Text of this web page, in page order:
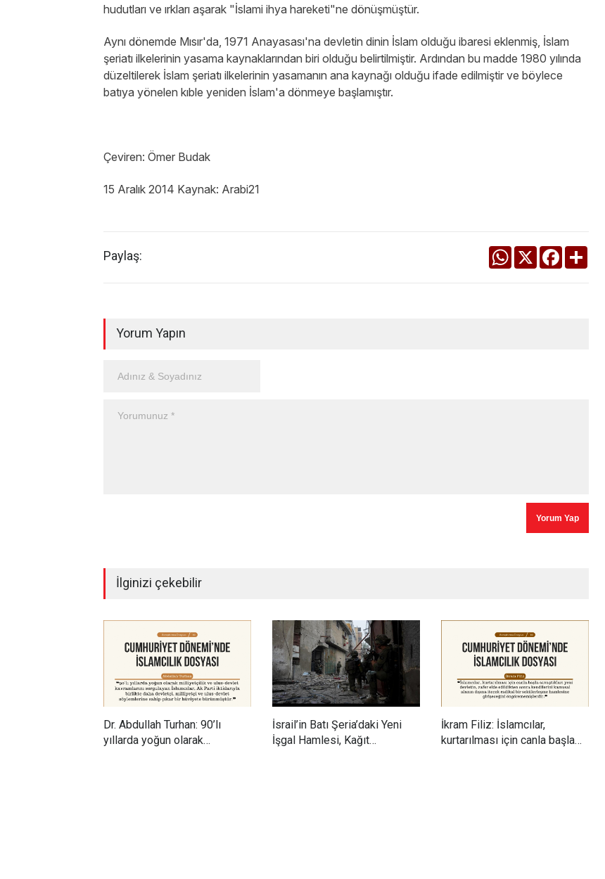
hudutları ve ırkları aşarak "İslami ihya hareketi"ne dönüşmüştür.
Aynı dönemde Mısır'da, 1971 Anayasası'na devletin dinin İslam olduğu ibaresi eklenmiş, İslam
şeriatı ilkelerinin yasama kaynaklarından biri olduğu belirtilmiştir. Ardından bu madde 1980 yılında
düzeltilerek İslam şeriatı ilkelerinin yasamanın ana kaynağı olduğu ifade edilmiştir ve böylece
batıya yönelen kıble yeniden İslam'a dönmeye başlamıştır.
Çeviren: Ömer Budak
15 Aralık 2014 Kaynak: Arabi21
Paylaş: WhatsApp
X Facebook
Yorum Yapın
İlginizi çekebilir
Dr. Abdullah Turhan: 90’lı
yıllarda yoğun olarak
İsrail’in Batı Şeria’daki Yeni
İşgal Hamlesi, Kağıt
İkram Filiz: İslamcılar,
kurtarılması için canla başla